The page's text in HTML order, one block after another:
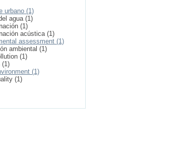
urbano (1)
agua (1)
(1)
acústica (1)
assessment (1)
ambiental (1)
(1)
(1)
(1)
(1)